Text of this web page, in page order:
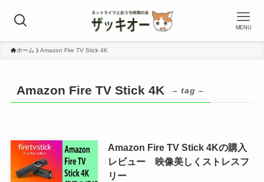
MENU
ホーム Amazon Fire TV Stick 4K
Amazon Fire TV Stick 4K – tag –
Amazon Fire TV Stick 4Kの購入
レビュー 映像美しくストレスフ
リー